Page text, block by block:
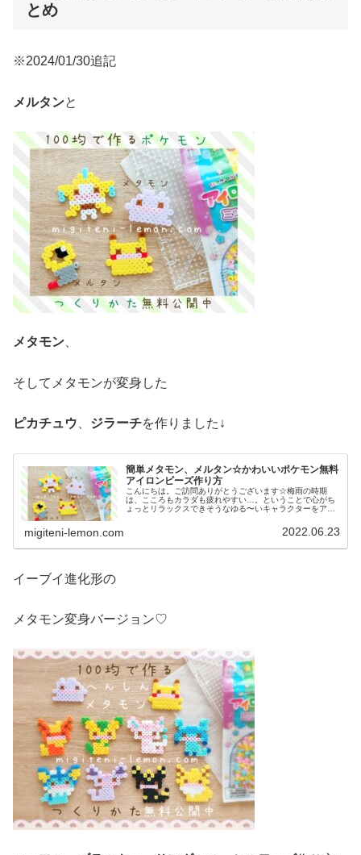
とめ
※2024/01/30追記
メルタンと
メタモン、
そしてメタモンが変身した
ピカチュウ ジラーチを作りました↓
簡単メタモン、メルタン☆かわいいポケモン無料
アイロンビーズ作り方
こんにちは。ご訪問ありがとうございます☆梅雨の時期
は、こころもカラダも疲れやすい…。ということで心がち
ょっとリラックスできそうなゆる〜いキャラクターをアイ
migiteni-lemon.com 2022.06.23
イーブイ進化形の
メタモン変身バージョン♡